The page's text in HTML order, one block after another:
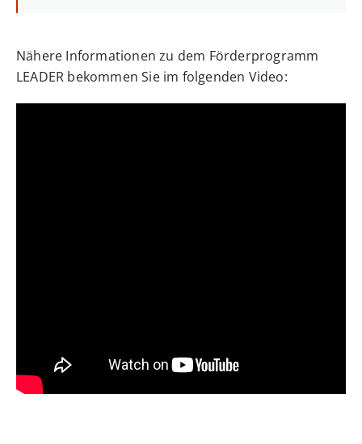
Nähere Informationen zu dem Förderprogramm
LEADER bekommen Sie im folgenden Video: